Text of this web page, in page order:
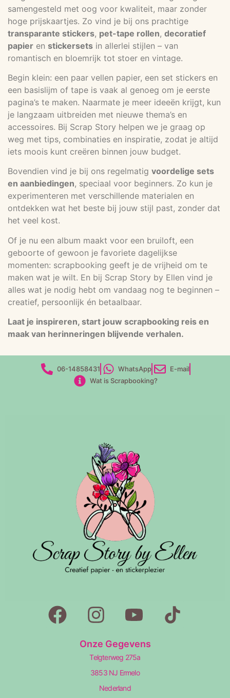
samengesteld met oog voor kwaliteit, maar zonder
hoge prijskaartjes. Zo vind je bij ons prachtige
transparante stickers, pet-tape rollen, decoratief
papier en stickersets in allerlei stijlen – van
romantisch en bloemrijk tot stoer en vintage.
Begin klein: een paar vellen papier, een set stickers en
een basislijm of tape is vaak al genoeg om je eerste
pagina’s te maken. Naarmate je meer ideeën krijgt, kun
je langzaam uitbreiden met nieuwe thema’s en
accessoires. Bij Scrap Story helpen we je graag op
weg met tips, combinaties en inspiratie, zodat je altijd
iets moois kunt creëren binnen jouw budget.
Bovendien vind je bij ons regelmatig voordelige sets
en aanbiedingen, speciaal voor beginners. Zo kun je
experimenteren met verschillende materialen en
ontdekken wat het beste bij jouw stijl past, zonder dat
het veel kost.
Of je nu een album maakt voor een bruiloft, een
geboorte of gewoon je favoriete dagelijkse
momenten: scrapbooking geeft je de vrijheid om te
maken wat je wilt. En bij Scrap Story by Ellen vind je
alles wat je nodig hebt om vandaag nog te beginnen –
creatief, persoonlijk én betaalbaar.
Laat je inspireren, start jouw scrapbooking reis en
maak van herinneringen blijvende verhalen.
06-14858431 WhatsApp
E-mail
Wat is Scrapbooking?
Onze Gegevens
Telgterweg 275a
3853 NJ Ermelo
Nederland